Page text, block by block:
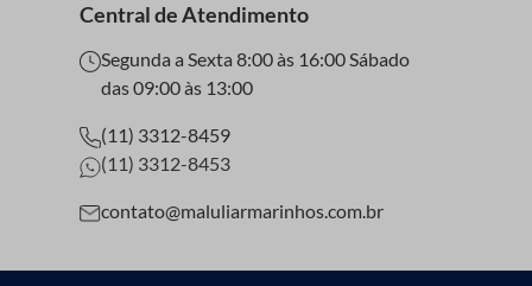
Central de Atendimento
Segunda a Sexta 8:00 às 16:00 Sábado
das 09:00 às 13:00
(11) 3312-8459
(11) 3312-8453
contato@maluliarmarinhos.com.br